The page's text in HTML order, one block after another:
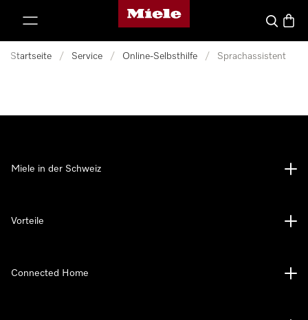
Miele-Homepage
Suche
Startseite / Service / Online-Selbsthilfe / Sprachassistent
Miele in der Schweiz
Vorteile
Connected Home